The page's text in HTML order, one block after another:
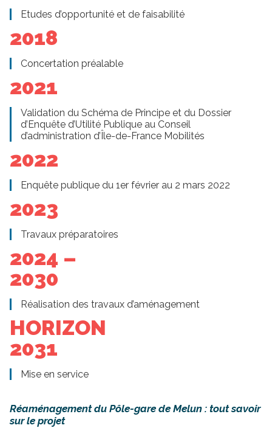
Etudes d’opportunité et de faisabilité
2018
Concertation préalable
2021
Validation du Schéma de Principe et du Dossier
d’Enquête d’Utilité Publique au Conseil
d’administration d’Île-de-France Mobilités
2022
Enquête publique du 1er février au 2 mars 2022
2023
Travaux préparatoires
2024 –
2030
Réalisation des travaux d’aménagement
HORIZON
2031
Mise en service
Réaménagement du Pôle-gare de Melun : tout savoir
sur le projet